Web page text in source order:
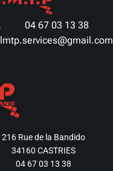
04 67 03 13 38
lmtp.services@gmail.com
216 Rue de la Bandido
34160 CASTRIES
04 67 03 13 38